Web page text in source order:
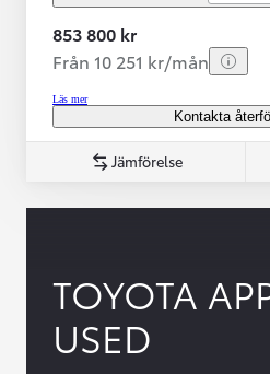
853 800 kr
Från 10 251 kr/mån
Läs mer
Kontakta
Jämförelse
TOYOTA
USED